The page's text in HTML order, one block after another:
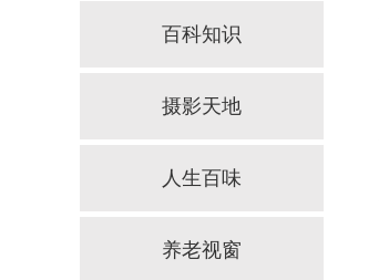
百科知识
摄影天地
人生百味
养老视窗